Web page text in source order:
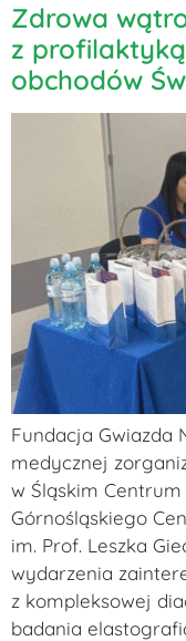
Zdrowa
z
obchodów
Fundacja Gwiazda
medycznej
w Śląskim
Górnośląskiego
im. Prof. Leszka
wydarzenia
z kompleksowej
badania